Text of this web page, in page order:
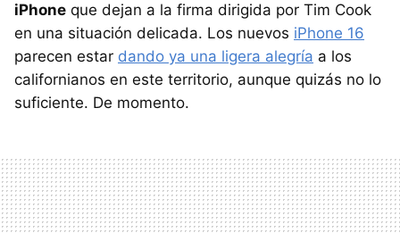
iPhone que dejan a la firma dirigida por Tim Cook
en una situación delicada. Los nuevos iPhone 16
parecen estar dando ya una ligera alegría a los
californianos en este territorio, aunque quizás no lo
suficiente. De momento.